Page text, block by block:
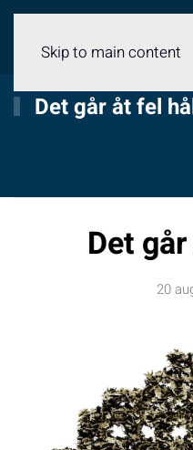
Skip to main content
Det går åt fel
Det
20